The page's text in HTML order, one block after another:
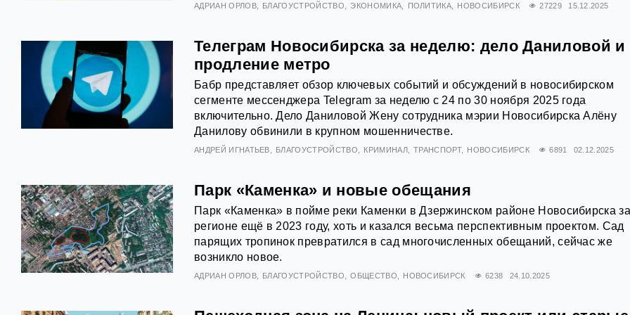
АДРИАН ОРЛОВ БЛАГОУСТРОЙСТВО ЭКОНОМИКА ПОЛИТИКА НОВОСИБИРСК 27229 15.12.2025
Телеграм Новосибирска за неделю: дело Даниловой и
продление метро
Бабр представляет обзор ключевых событий и обсуждений в новосибирском
сегменте мессенджера Telegram за неделю с 24 по 30 ноября 2025 года
включительно. Дело Даниловой Жену сотрудника мэрии Новосибирска Алёну
Данилову обвинили в крупном мошенничестве.
АНДРЕЙ ИГНАТЬЕВ БЛАГОУСТРОЙСТВО КРИМИНАЛ ТРАНСПОРТ НОВОСИБИРСК 6891 02.12.2025
Парк «Каменка» и новые обещания
Парк «Каменка» в пойме реки Каменки в Дзержинском районе Новосибирска
регионе ещё в 2023 году, хоть и казался весьма перспективным проектом. Сад
парящих тропинок превратился в сад многочисленных обещаний, сейчас же
возникло новое.
АДРИАН ОРЛОВ БЛАГОУСТРОЙСТВО ОБЩЕСТВО НОВОСИБИРСК 6238 24.10.2025